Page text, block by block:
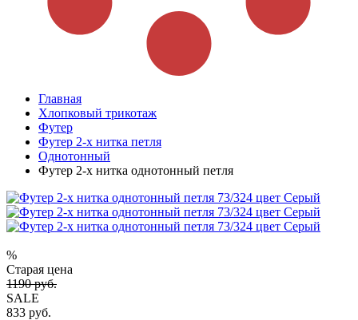
Главная
Хлопковый трикотаж
Футер
Футер 2-х нитка петля
Однотонный
Футер 2-х нитка однотонный петля
%
Старая цена
1190 руб.
SALE
833 руб.